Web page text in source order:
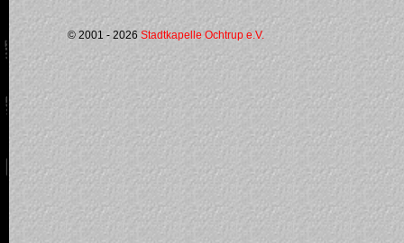
© 2001 - 2026 Stadtkapelle Ochtrup e.V.